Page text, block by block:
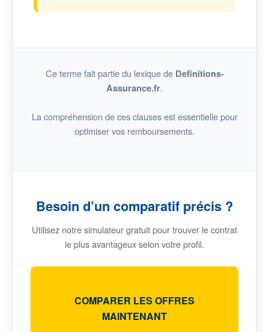
Ce terme fait partie du lexique de Definitions-
Assurance.fr.
La compréhension de ces clauses est essentielle pour
optimiser vos remboursements.
Besoin d’un comparatif précis ?
Utilisez notre simulateur gratuit pour trouver le contrat
le plus avantageux selon votre profil.
COMPARER LES OFFRES
MAINTENANT